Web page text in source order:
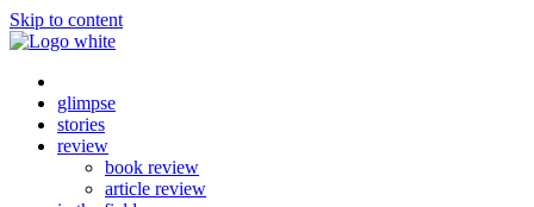
Skip to content
glimpse
stories
review
book review
article review